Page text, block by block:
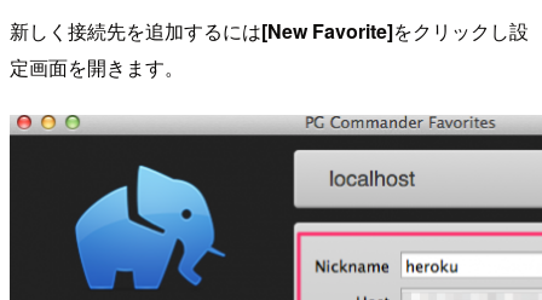
新しく接続先を追加するには[New Favorite]をクリックし設
定画面を開きます。